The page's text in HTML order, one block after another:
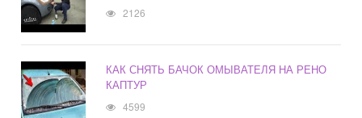
2126
КАК СНЯТЬ БАЧОК ОМЫВАТЕЛЯ НА РЕНО
КАПТУР
4599